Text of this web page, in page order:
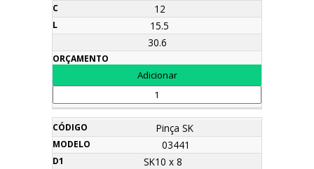
12
15.5
30.6
Pinça SK
03441
SK10 x 8